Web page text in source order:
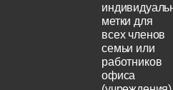
метки для
всех членов
семьи или
работников
офиса